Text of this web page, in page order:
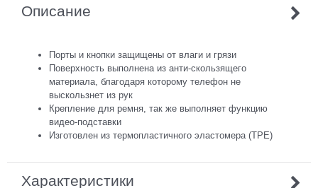
Описание
Порты и кнопки защищены от влаги и грязи
Поверхность выполнена из анти-скользящего
материала, благодаря которому телефон не
выскользнет из рук
Крепление для ремня, так же выполняет функцию
видео-подставки
Изготовлен из термопластичного эластомера (TPE)
Характеристики